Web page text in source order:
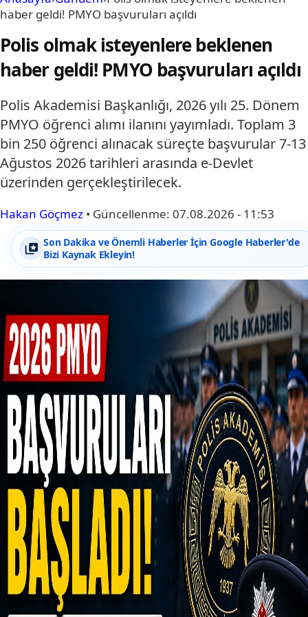
haber geldi! PMYO başvuruları açıldı
Polis olmak isteyenlere beklenen
haber geldi! PMYO başvuruları açıldı
Polis Akademisi Başkanlığı, 2026 yılı 25. Dönem
PMYO öğrenci alımı ilanını yayımladı. Toplam 3
bin 250 öğrenci alınacak süreçte başvurular 7-13
Ağustos 2026 tarihleri arasında e-Devlet
üzerinden gerçekleştirilecek.
Hakan Göçmez • Güncellenme: 07.08.2026 - 11:53
Son Dakika ve Önemli Haberler İçin Google Haberler'de
Bizi Kaynak Ekleyin!